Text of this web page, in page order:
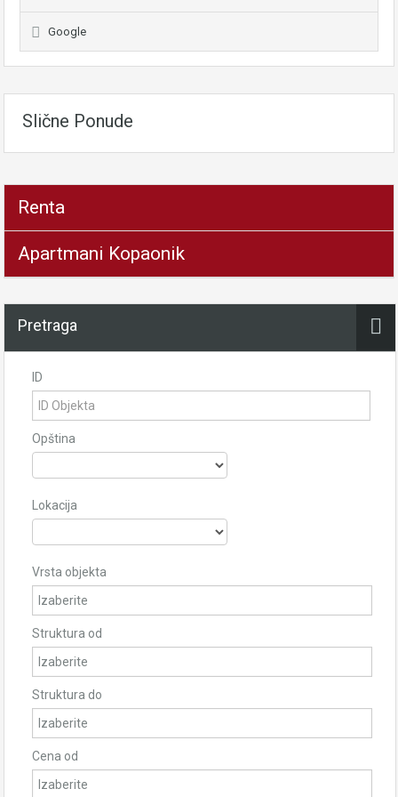
Google
Slične Ponude
Renta
Apartmani Kopaonik
Pretraga
ID
Opština
Lokacija
Vrsta objekta
Struktura od
Struktura do
Cena od